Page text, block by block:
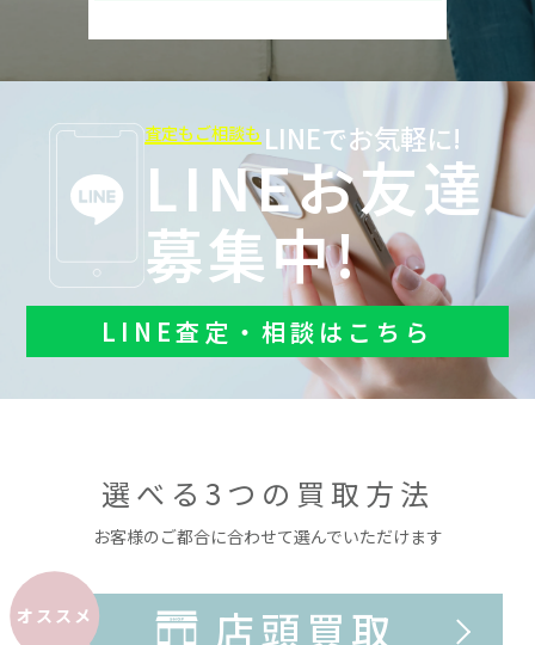
査定もご相談も LINEでお気軽に!
LINEお友達
募集中!
LINE査定・相談はこちら
選べる3つの買取方法
お客様のご都合に合わせて選んでいただけます
オススメ
店頭買取